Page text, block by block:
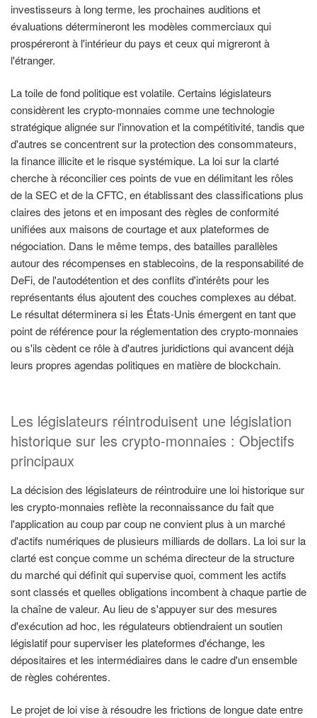
investisseurs à long terme, les prochaines auditions et
évaluations détermineront les modèles commerciaux qui
prospéreront à l'intérieur du pays et ceux qui migreront à
l'étranger.
La toile de fond politique est volatile. Certains législateurs
considèrent les crypto-monnaies comme une technologie
stratégique alignée sur l'innovation et la compétitivité, tandis que
d'autres se concentrent sur la protection des consommateurs,
la finance illicite et le risque systémique. La loi sur la clarté
cherche à réconcilier ces points de vue en délimitant les rôles
de la SEC et de la CFTC, en établissant des classifications plus
claires des jetons et en imposant des règles de conformité
unifiées aux maisons de courtage et aux plateformes de
négociation. Dans le même temps, des batailles parallèles
autour des récompenses en stablecoins, de la responsabilité de
DeFi, de l'autodétention et des conflits d'intérêts pour les
représentants élus ajoutent des couches complexes au débat.
Le résultat déterminera si les États-Unis émergent en tant que
point de référence pour la réglementation des crypto-monnaies
ou s'ils cèdent ce rôle à d'autres juridictions qui avancent déjà
leurs propres agendas politiques en matière de blockchain.
Les législateurs réintroduisent une législation
historique sur les crypto-monnaies : Objectifs
principaux
La décision des législateurs de réintroduire une loi historique sur
les crypto-monnaies reflète la reconnaissance du fait que
l'application au coup par coup ne convient plus à un marché
d'actifs numériques de plusieurs milliards de dollars. La loi sur la
clarté est conçue comme un schéma directeur de la structure
du marché qui définit qui supervise quoi, comment les actifs
sont classés et quelles obligations incombent à chaque partie de
la chaîne de valeur. Au lieu de s'appuyer sur des mesures
d'exécution ad hoc, les régulateurs obtiendraient un soutien
législatif pour superviser les plateformes d'échange, les
dépositaires et les intermédiaires dans le cadre d'un ensemble
de règles cohérentes.
Le projet de loi vise à résoudre les frictions de longue date entre